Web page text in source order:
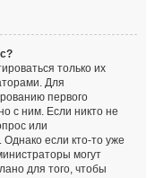
только их
Для
первого
с ним. Если никто не
или
если кто-то уже
могут
для того, чтобы